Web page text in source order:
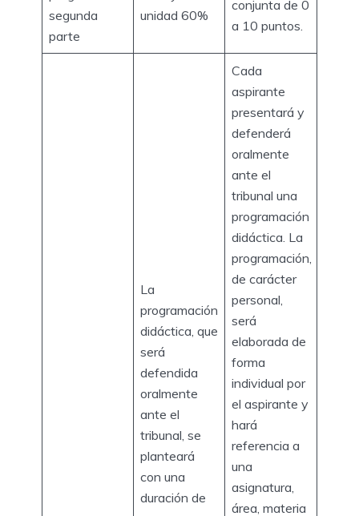
segunda
parte
unidad 60%
conjunta de 0
a 10 puntos.
La
programación
didáctica, que
será
defendida
oralmente
ante el
tribunal, se
planteará
con una
duración de
Cada
aspirante
presentará y
defenderá
oralmente
ante el
tribunal una
programación
didáctica. La
programación,
de carácter
personal,
será
elaborada de
forma
individual por
el aspirante y
hará
referencia a
una
asignatura,
área, materia